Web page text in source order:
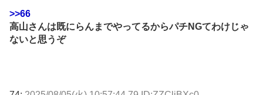
>>66
高山さんは既にらんまでやってるからパチNGてわけじゃ
ないと思うぞ